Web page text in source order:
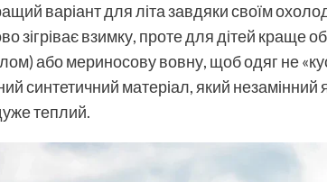
варіант для літа завдяки своїм
зігріває взимку, проте для дітей краще
або мериносову вовну, щоб одяг не
синтетичний матеріал, який незамінний
теплий.